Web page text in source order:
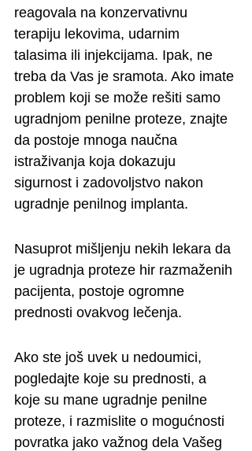
reagovala na konzervativnu
terapiju lekovima, udarnim
talasima ili injekcijama. Ipak, ne
treba da Vas je sramota. Ako imate
problem koji se može rešiti samo
ugradnjom penilne proteze, znajte
da postoje mnoga naučna
istraživanja koja dokazuju
sigurnost i zadovoljstvo nakon
ugradnje penilnog implanta.
Nasuprot mišljenju nekih lekara da
je ugradnja proteze hir razmaženih
pacijenta, postoje ogromne
prednosti ovakvog lečenja.
Ako ste još uvek u nedoumici,
pogledajte koje su prednosti, a
koje su mane ugradnje penilne
proteze, i razmislite o mogućnosti
povratka jako važnog dela Vašeg